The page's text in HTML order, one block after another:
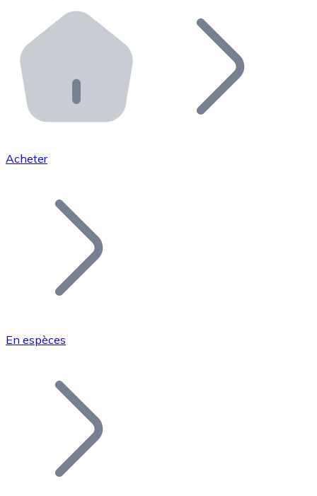
Distributeurs automatiques Bitnovo
Intégrez un ATM Bitnovo dans votre entreprise et
API Bitnovo
Intégrez notre API dans votre écosystème.
Rejoignez notre réseau de distributeurs et
Ajoutez le token de votre projet à notre service
Bitcoin
Acheter
En espèces